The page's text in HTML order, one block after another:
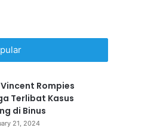
Rompies
Terlibat Kasus
di Binus
21, 2024